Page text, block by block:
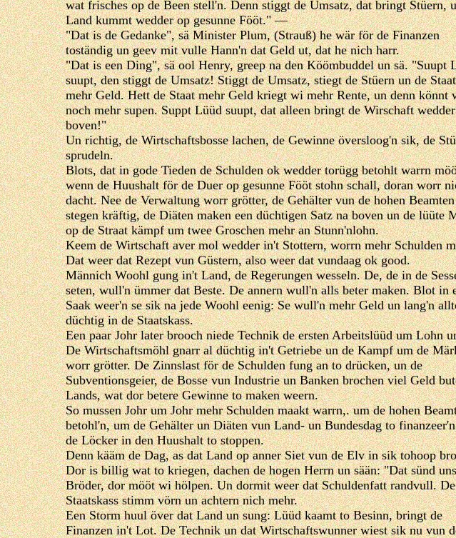
wat frisches op de Been stell'n. Denn stiggt de Umsatz, dat bringt Stüern,
Land kummt wedder op gesunne Fööt." —
"Dat is de Gedanke", sä Minister Plum, (Strauß) he wär för de Finanzen
toständig un geev mit vulle Hann'n dat Geld ut, dat he nich harr.
"Dat is een Ding", sä ool Henry, greep na den Köömbuddel un sä. "Suupt
suupt, den stiggt de Umsatz! Stiggt de Umsatz, stiegt de Stüern un de
mehr Geld. Hett de Staat mehr Geld kriegt wi mehr Rente, un denn könnt
noch mehr supen. Suppt Lüüd suupt, dat alleen bringt de Wirschaft
boven!"
Un richtig, de Wirtschaftsbosse lachen, de Gewinne översloog'n sik, de
sprudeln.
Blots, dat in gode Tieden de Schulden ok wedder torügg betohlt warrn
wenn de Huushalt för de Duer op gesunne Fööt stohn schall, doran worr
dacht. Nee de Verwaltung worr grötter, de Gehälter vun de hohen Beamten
stegen kräftig, de Diäten maken een düchtigen Satz na boven un de lüüte
op de Straat kämpf um twee Groschen mehr an Stunn'nlohn.
Keem de Wirtschaft aver mol wedder in't Stottern, worrn mehr Schulden
Dat weer dat Rezept vun Güstern, also weer dat vundaag ok good.
Männich Woohl gung in't Land, de Regerungen wesseln. De, de in de
seten, wull'n ümmer dat Beste. De annern wull'n alls beter maken. Blot in
Saak weer'n se sik na jede Woohl eenig: Se wull'n mehr Geld un lang'n
düchtig in de Staatskass.
Een paar Johr later brooch niede Technik de ersten Arbeitslüüd um Lohn
De Wirtschaftsmöhl gnarr al düchtig in't Getriebe un de Kampf um de
worr grötter. De Zinnslast för de Schulden fung an to drücken, un de
Subventionsgeier, de Bosse vun Industrie un Banken brochen viel Geld
Lands, wat dor betere Gewinne to maken weern.
So mussen Johr um Johr mehr Schulden maakt warrn,. um de hohen
betohl'n, um de Gehälter un Diäten vun Land- un Bundesdag to
de Löcker in den Huushalt to stoppen.
Denn kääm de Dag, as dat Land op anner Siet vun de Elv in sik tohoop
Dor is billig wat to kriegen, dachen de hogen Herrn un sään: "Dat sünd uns
Bröder, dor mööt wi hölpen. Un dormit weer dat Schuldenfatt randvull. De
Staatskass stimm vörn un achtern nich mehr.
Een Storm huul över dat Land un sung: Lüüd kaamt to Besinn, bringt de
Finanzen in't Lot. De Technik un dat Wirtschaftswunner wiest sik nu vun